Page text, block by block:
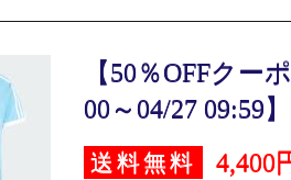
【50％OFFクー
00～04/27 09:59
送料無料 4,400